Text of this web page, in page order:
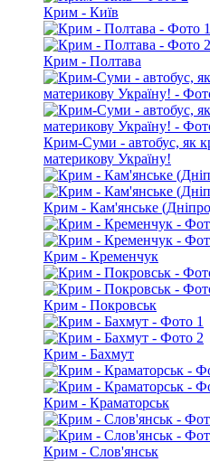
Крим - Київ
Крим - Полтава
Крим-Суми - автобус, як
материкову Україну!
Крим - Кам'янське
Крим - Кременчук
Крим - Покровськ
Крим - Бахмут
Крим - Краматорськ
Крим - Слов'янськ